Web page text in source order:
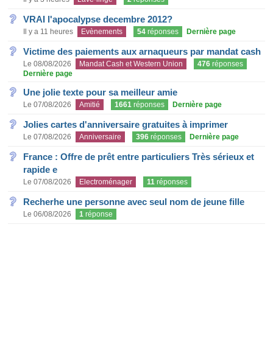
VRAI l'apocalypse decembre 2012?
Il y a 11 heures Evènements 54 réponses Dernière page
Victime des paiements aux arnaqueurs par mandat cash
Le 08/08/2026 Mandat Cash et Western Union 476 réponses
Dernière page
Une jolie texte pour sa meilleur amie
Le 07/08/2026 Amitié 1661 réponses Dernière page
Jolies cartes d'anniversaire gratuites à imprimer
Le 07/08/2026 Anniversaire 396 réponses Dernière page
France : Offre de prêt entre particuliers Très sérieux et
rapide e
Le 07/08/2026 Electroménager 11 réponses
Recherhe une personne avec seul nom de jeune fille
Le 06/08/2026 1 réponse